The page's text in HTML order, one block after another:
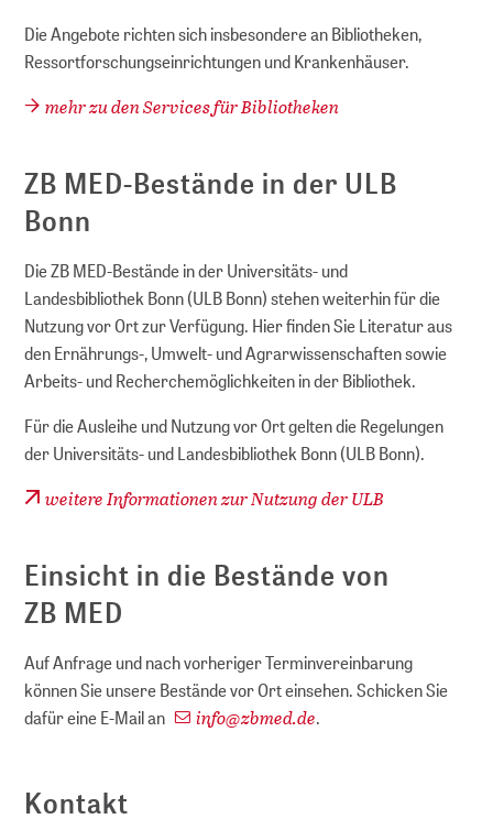
Die Angebote richten sich insbesondere an Bibliotheken,
Ressortforschungseinrichtungen und Krankenhäuser.
mehr zu den Services für Bibliotheken
ZB MED-Bestände in der ULB
Bonn
Die ZB MED-Bestände in der Universitäts- und
Landesbibliothek Bonn (ULB Bonn) stehen weiterhin für die
Nutzung vor Ort zur Verfügung. Hier finden Sie Literatur aus
den Ernährungs-, Umwelt- und Agrarwissenschaften sowie
Arbeits- und Recherchemöglichkeiten in der Bibliothek.
Für die Ausleihe und Nutzung vor Ort gelten die Regelungen
der Universitäts- und Landesbibliothek Bonn (ULB Bonn).
weitere Informationen zur Nutzung der ULB
Einsicht in die Bestände von
ZB MED
Auf Anfrage und nach vorheriger Terminvereinbarung
können Sie unsere Bestände vor Ort einsehen. Schicken Sie
dafür eine E-Mail an
info@zbmed.de.
Kontakt